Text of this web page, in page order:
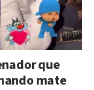
que
mate